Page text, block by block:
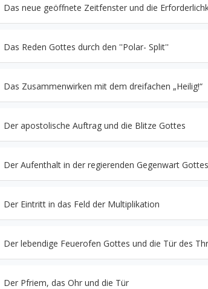
Das neue geöffnete Zeitfenster und die
Das Reden Gottes durch den ''Polar- Split''
Das Zusammenwirken mit dem dreifachen „Heilig!“
Der apostolische Auftrag und die Blitze Gottes
Der Aufenthalt in der regierenden Gegenwart Gottes
Der Eintritt in das Feld der Multiplikation
Der lebendige Feuerofen Gottes und die Tür des
Der Pfriem, das Ohr und die Tür